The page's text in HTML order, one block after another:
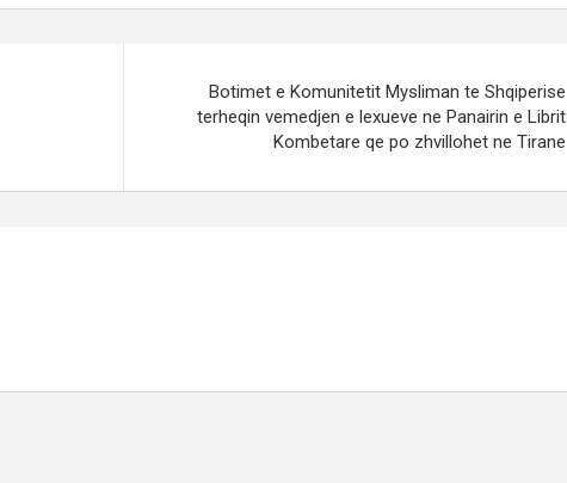
Botimet e Komunitetit Mysliman te Shqiperise
terheqin vemedjen e lexueve ne Panairin e Librit
Kombetare qe po zhvillohet ne Tirane